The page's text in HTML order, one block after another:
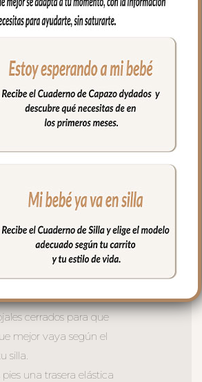
goma. También
gomitas por si la
respaldo y no puedes
con un sistema de
el S_PLUS para
funda quede mejor
Son unas cintas que
de los arneses en
pasar a la parte
entre ellas.
en el respaldo y
son aptas para la salida
tipo de sillas.
de la funda para
sillas que tienen cierre
cerrados para que
mejor vaya según el
silla.
una trasera elástica